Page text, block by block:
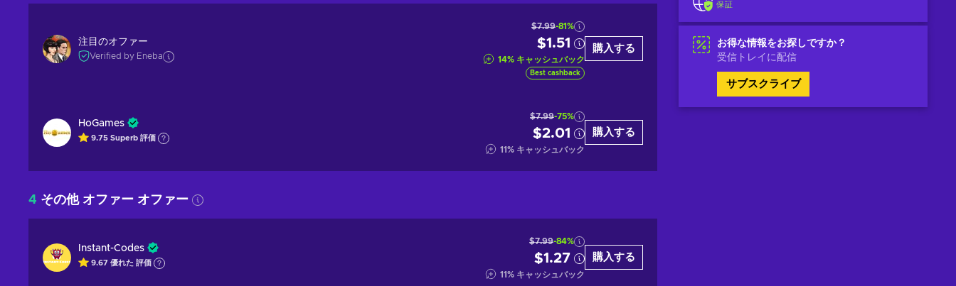
保証
お得な情報をお探しですか？
受信トレイに配信
サブスクライブ
注目のオファー
Verified by Eneba
$7.99-81%
$1.51
14% キャッシュバック
Best cashback
購入する
HoGames
9.75 Superb 評価
$7.99-75%
$2.01
11% キャッシュバック
購入する
4 その他 オファー オファー
Instant-Codes
9.67 優れた 評価
$7.99-84%
$1.27
11% キャッシュバック
購入する